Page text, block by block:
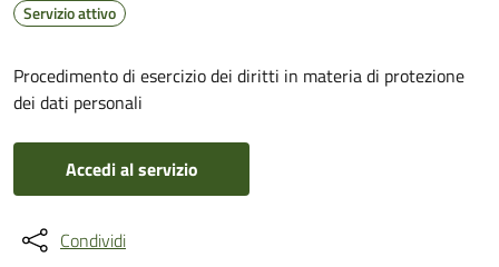
Servizio attivo
Procedimento di esercizio dei diritti in materia di protezione
dei dati personali
Accedi al servizio
Condividi